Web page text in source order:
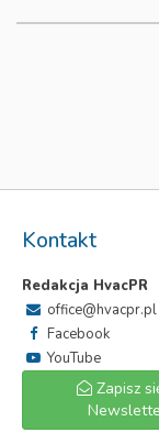
Kontakt
Redakcja HvacPR
office@hvacpr.pl
Facebook
YouTube
Zapisz